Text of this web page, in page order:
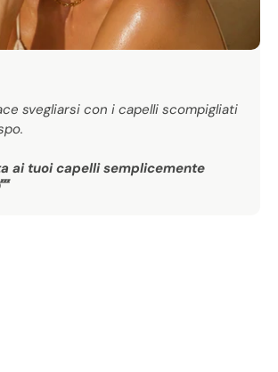
svegliarsi con i capelli scompigliati
ai tuoi capelli semplicemente